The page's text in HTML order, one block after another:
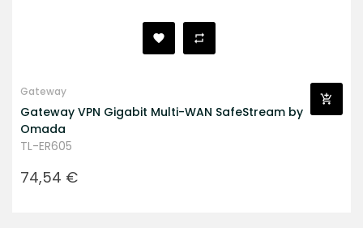
Gateway
Gateway VPN Gigabit Multi-WAN SafeStream by
Omada
TL-ER605
Prezzo
74,54 €